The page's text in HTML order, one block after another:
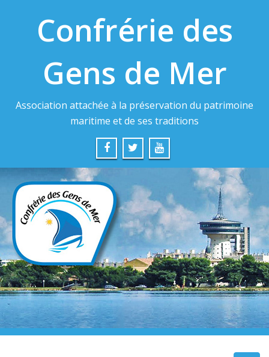
Confrérie des
Gens de Mer
Association attachée à la préservation du patrimoine
maritime et de ses traditions